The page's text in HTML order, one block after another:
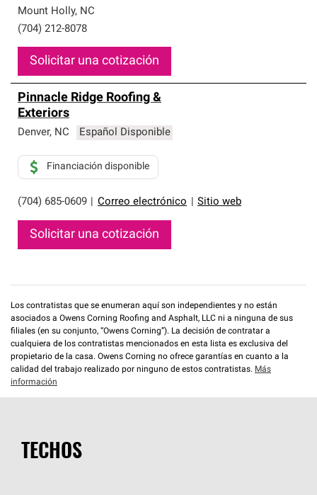
Mount Holly, NC
(704) 212-8078
Solicitar una cotización
Pinnacle Ridge Roofing &
Exteriors
Denver, NC Español Disponible
(704) 685-0609 Correo electrónico Sitio web
Financiación disponible
Solicitar una cotización
Los contratistas que se enumeran aquí son independientes y no están
asociados a Owens Corning Roofing and Asphalt, LLC ni a ninguna de sus
filiales (en su conjunto, “Owens Corning”). La decisión de contratar a
cualquiera de los contratistas mencionados en esta lista es exclusiva del
propietario de la casa. Owens Corning no ofrece garantías en cuanto a la
calidad del trabajo realizado por ninguno de estos contratistas. Más
información
TECHOS